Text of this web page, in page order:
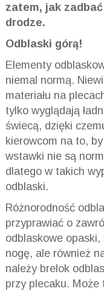
zatem, jak
drodze.
Odblaski górą!
Elementy
niemal normą.
materiału na
tylko wyglądają
świecą, dzięki
kierowcom na to,
wstawki nie są
dlatego w takich
odblaski.
Różnorodność
przyprawiać o
odblaskowe opaski,
nogę, ale również
należy brelok
przy plecaku. Może